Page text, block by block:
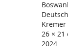
Kremer
26 ×
2024